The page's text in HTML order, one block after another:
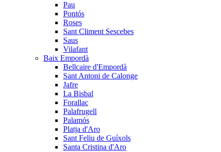
Pau
Pontós
Roses
Sant Climent Sescebes
Saus
Vilafant
Baix Empordà
Bellcaire d'Empordà
Sant Antoni de Calonge
Jafre
La Bisbal
Forallac
Palafrugell
Palamós
Platja d'Aro
Sant Feliu de Guíxols
Santa Cristina d'Aro